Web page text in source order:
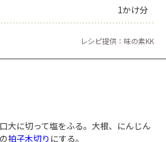
1かけ分
レシピ提供：味の素KK
大に切って塩をふる。大根、にんじん
拍子木切り にする。